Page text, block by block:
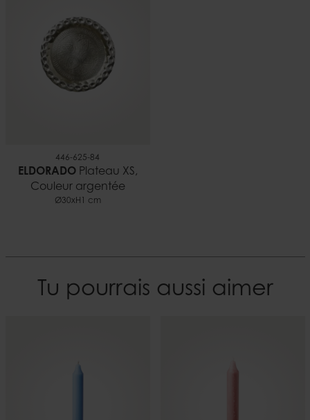
5706294197215
Documents
Bougies et sécurité.pdf
446-625-84
ELDORADOPlateau XS,
Couleur argentée
Ø30xH1 cm
Tu pourrais aussi aimer